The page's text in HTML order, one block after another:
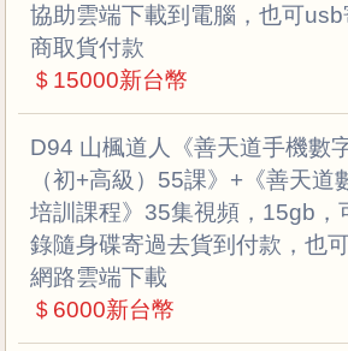
協助雲端下載到電腦，也可
商取貨付款
＄15000新台幣
D94 山楓道人《善天道手機數
（初+高級）55課》+《善天道
培訓課程》35集視頻，15gb，
錄隨身碟寄過去貨到付款，也
網路雲端下載
＄6000新台幣